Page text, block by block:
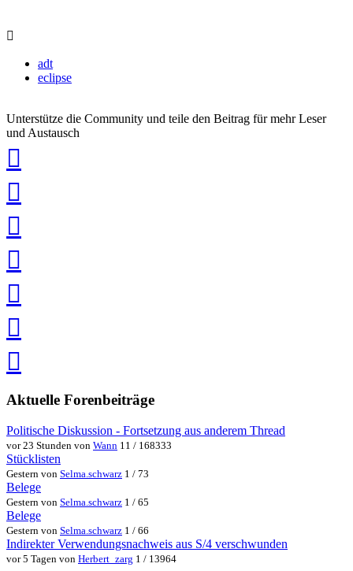
adt
eclipse
Unterstütze die Community und teile den Beitrag für mehr Leser
und Austausch
teilen
teilen
teilen
teilen
speichern
via
teilenteilen
Aktuelle Forenbeiträge
Politische Diskussion - Fortsetzung aus anderem Thread
vor 23 Stunden von Wann 11 / 168333
Stücklisten
Gestern von Selma.schwarz 1 / 73
Belege
Gestern von Selma.schwarz 1 / 65
Belege
Gestern von Selma.schwarz 1 / 66
Indirekter Verwendungsnachweis aus S/4 verschwunden
vor 5 Tagen von Herbert_zarg 1 / 13964